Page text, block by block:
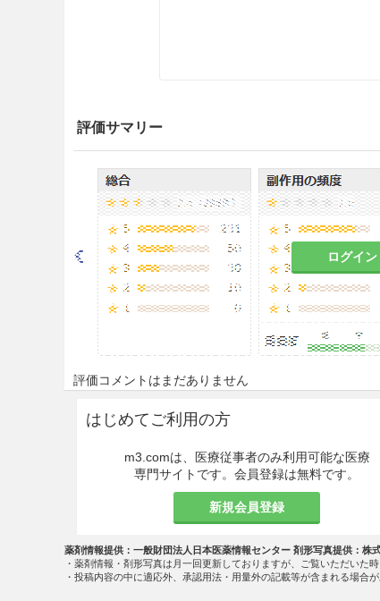
評価サマリー
ログイ
評価コメントはまだありません
はじめてご利用の方
m3.comは、医療従事者のみ利用可能な医療
専門サイトです。会員登録は無料です。
新規会員登録
薬剤情報提供：一般財団法人日本医薬情報センター 剤形写真提供：株
・薬剤情報・剤形写真は月一回更新しておりますが、ご覧いただいた
・投稿内容の中に適応外、承認用法・用量外の記載等が含まれる場合